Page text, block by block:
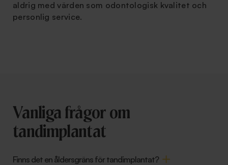
aldrig med värden som odontologisk kvalitet och
personlig service.
Vanliga frågor om
tandimplantat
Finns det en åldersgräns för tandimplantat?